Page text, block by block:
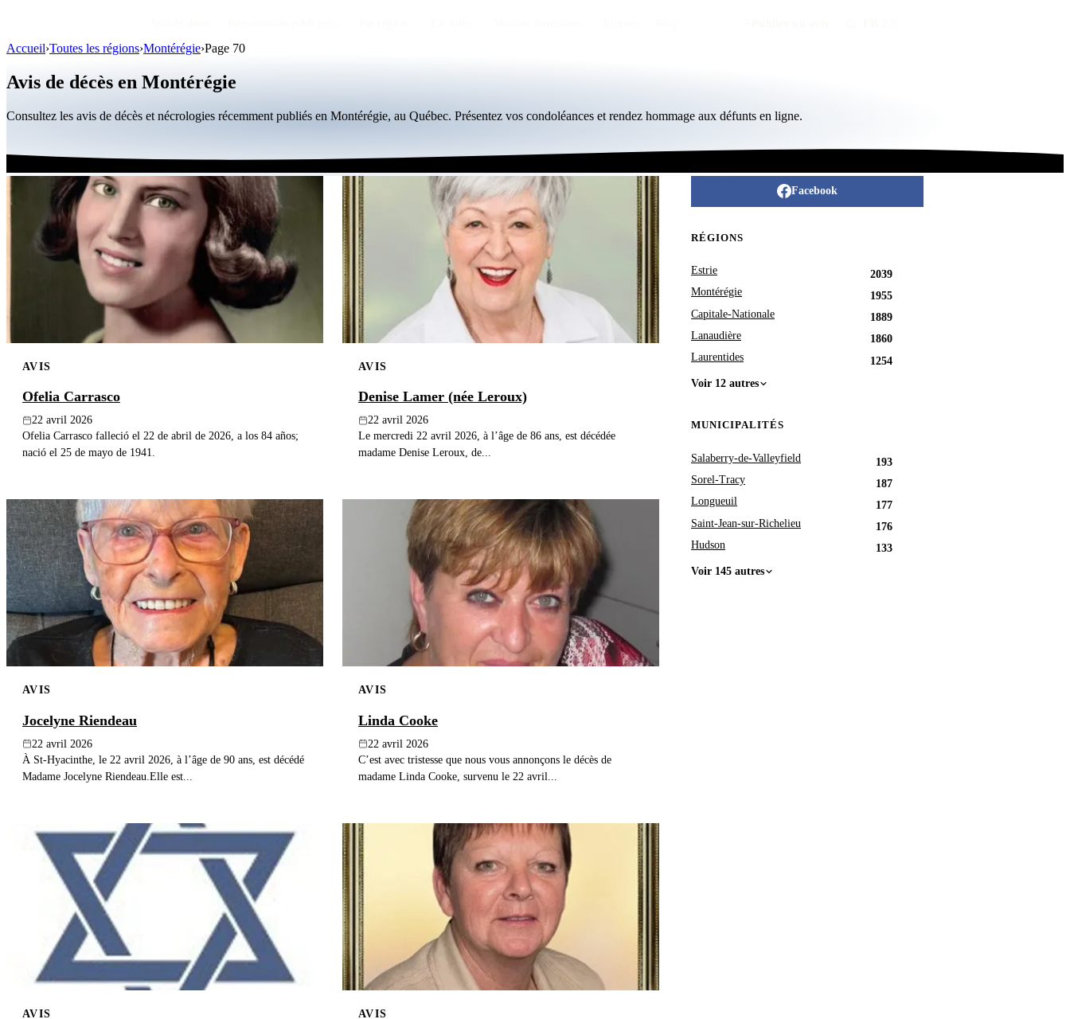
Accueil›Toutes les régions›Montérégie›Page 70
Avis de décès en Montérégie
Consultez les avis de décès et nécrologies récemment publiés en Montérégie, au Québec. Présentez vos condoléances et rendez hommage aux défunts en ligne.
AVIS
Ofelia Carrasco
22 avril 2026
Ofelia Carrasco falleció el 22 de abril de 2026, a los 84 años;
nació el 25 de mayo de 1941.
AVIS
Denise Lamer (née Leroux)
22 avril 2026
Le mercredi 22 avril 2026, à l’âge de 86 ans, est décédée
madame Denise Leroux, de...
AVIS
Jocelyne Riendeau
22 avril 2026
À St-Hyacinthe, le 22 avril 2026, à l’âge de 90 ans, est décédé
Madame Jocelyne Riendeau.Elle est...
AVIS
Linda Cooke
22 avril 2026
C’est avec tristesse que nous vous annonçons le décès de
madame Linda Cooke, survenu le 22 avril...
AVIS AVIS
Facebook
RÉGIONS
Estrie
2039
Montérégie
1955
Capitale-Nationale
1889
Lanaudière
1860
Laurentides
1254
Voir 12 autres
MUNICIPALITÉS
Salaberry-de-Valleyfield
193
Sorel-Tracy
187
Longueuil
177
Saint-Jean-sur-Richelieu
176
Hudson
133
Voir 145 autres